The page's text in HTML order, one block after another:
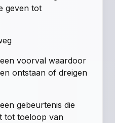
geven tot
voorval waardoor
ontstaan of dreigen
gebeurtenis die
tot toeloop van